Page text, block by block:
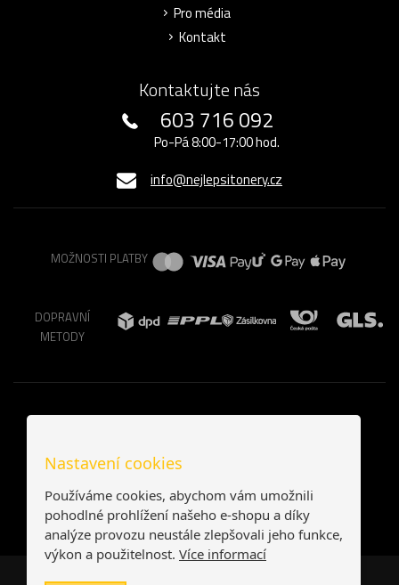
Pro média
Kontakt
Kontaktujte nás
603 716 092
Po-Pá 8:00-17:00 hod.
info@nejlepsitonery.cz
MOŽNOSTI PLATBY
DOPRAVNÍ
METODY
Nastavení cookies
Používáme cookies, abychom vám umožnili
pohodlné prohlížení našeho e-shopu a díky
analýze provozu neustále zlepšovali jeho funkce,
výkon a použitelnost. Více informací